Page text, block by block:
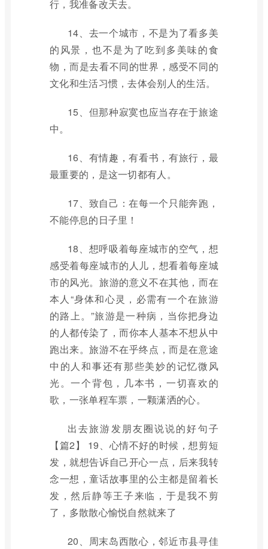
行，我准备改天去。
14、去一个城市，不是为了看多美
的风景，也不是为了吃到多美味的食
物，而是去看不同的世界，感受不同的
文化和生活习惯，去体会别人的生活。
15、但那种寂寞也应当存在于旅途
中。
16、有情趣，有看书，有旅行，最
最重要的，是这一切都有人。
17、致自己：在每一个只能奔跑，
不能停息的日子里！
18、想呼吸着每座城市的空气，想
感受着每座城市的人儿，想看着每座城
市的风光。旅游的意义不在其他，而在
本人“身体和心灵，必需有一个在旅游
的路上。”旅游是一种病，当你把身边
的人都传染了，而你本人基本不想从中
跑出来。旅游不在乎终点，而是在意途
中的人和事还有那些美妙的记忆微风
光。一个背包，几本书，一切喜欢的
歌，一张单程车票，一颗潇洒的心。
出去旅游发朋友圈说说的好句子
【篇2】 19、心情不好的时候，想剪短
发，就想告诉自己开心一点，后来我转
念一想，童话故事里的公主都是留着长
发，然后静等王子来临，于是我不剪
了，多散散心愉悦自然就来了
20、周末岛西散心，邻近市县寻佳